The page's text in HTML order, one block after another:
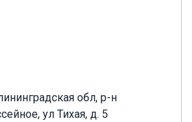
обл, р-н
ул Тихая, д. 5